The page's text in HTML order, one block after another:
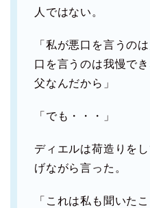
人ではない。
「私が悪口を言うの
口を言うのは我慢で
父なんだから」
「でも・・・」
ディエルは荷造りを
げながら言った。
「これは私も聞いた